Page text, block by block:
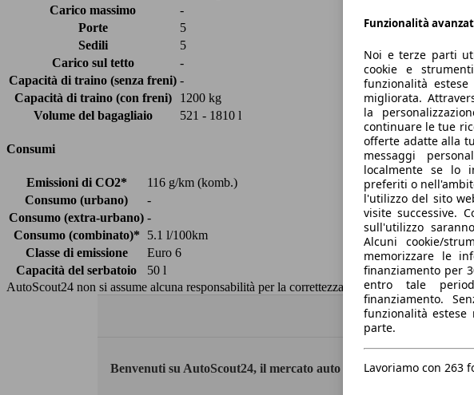
Carico massimo
-
Porte
5
Sedili
5
Carico sul tetto
-
Capacità di traino (senza freni) -
Capacità di traino (con freni)
1200 kg
Volume del bagagliaio
521 - 1810 l
Consumi
Emissioni di CO2*
116 g/km (komb.)
Consumo (urbano)
-
Consumo (extra-urbano) -
Consumo (combinato)*
5.1 l/100km
Classe di emissione
Euro 6
Capacità del serbatoio
50 l
AutoScout24 non si assume alcuna responsabilità per la correttezza dei dati.
Benvenuti su AutoScout24, il mercato auto europeo.
Funzionalità
Noi e terze parti
cookie e
funzionalità
migliorata.
la
continuare le tue
offerte adatte alla
messaggi
localmente se lo
preferiti o
l'utilizzo del sito
visite successive.
sull'utilizzo
Alcuni cookie/
memorizzare le
finanziamento per
entro tale
finanziamento.
funzionalità
parte.
Lavoriamo con 263